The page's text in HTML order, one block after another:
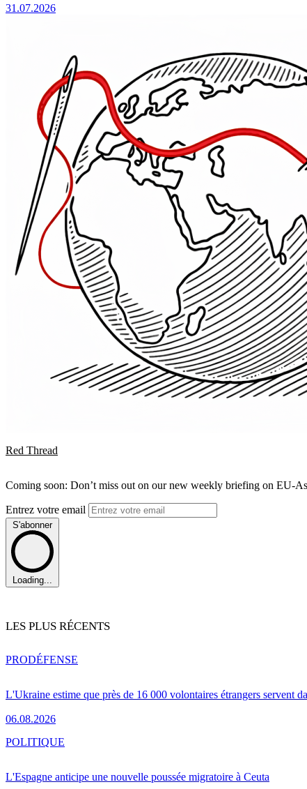
31.07.2026
Red Thread
Coming soon: Don’t miss out on our new weekly briefing on EU-
Entrez votre email
S'abonner
Loading...
LES PLUS RÉCENTS
L'Ukraine estime que près de 16 000 volontaires étrangers servent
06.08.2026
PRODÉFENSE
L'Espagne anticipe une nouvelle poussée migratoire à Ceuta
POLITIQUE